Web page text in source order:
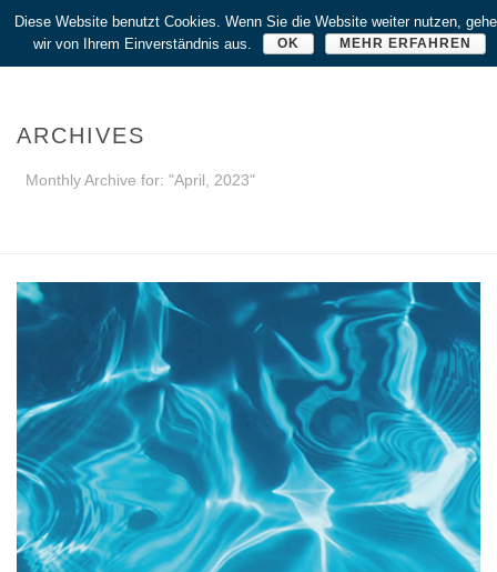
ARCHIVES
Monthly Archive for: "April, 2023"
Diese Website benutzt Cookies. Wenn Sie die Website weiter nutzen,
wir von Ihrem Einverständnis aus.
OK MEHR ERFAHREN